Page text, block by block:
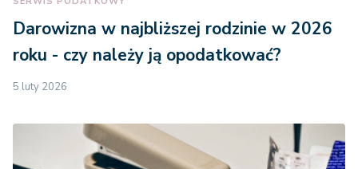
Darowizna w najbliższej rodzinie w 2026
roku - czy należy ją opodatkować?
5 luty 2026